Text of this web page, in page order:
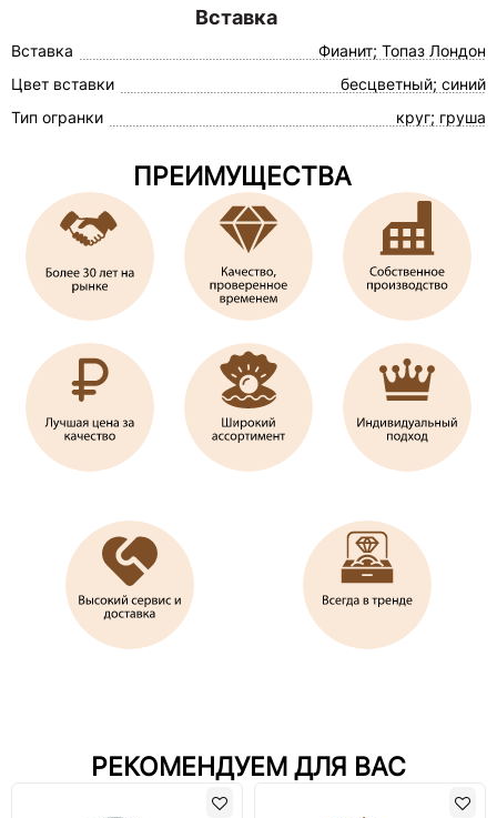
Вставка
Вставка
Фианит; Топаз Лондон
Цвет вставки
бесцветный; синий
Тип огранки
круг; груша
ПРЕИМУЩЕСТВА
РЕКОМЕНДУЕМ ДЛЯ ВАС